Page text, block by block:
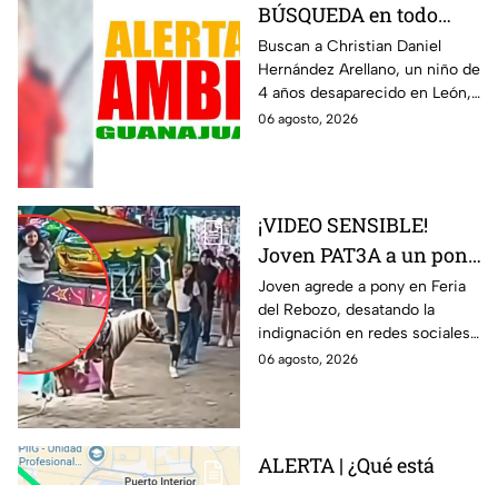
BÚSQUEDA en todo
Guanajuato de
Christian Daniel,
pequeño de 4 años
desaparecido en León
Buscan a Christian Daniel
Hernández Arellano, un niño de
4 años desaparecido en León,
Guanajuato. La Alerta Amber
06 agosto, 2026
¡VIDEO SENSIBLE!
Joven PAT3A a un pony
atado a una atracción
de feria; reacción de la
agresora ENFURECE a
las redes
Joven agrede a pony en Feria
del Rebozo, desatando la
indignación en redes sociales.
No te pierdas la reacción de la
06 agosto, 2026
ALERTA | ¿Qué está